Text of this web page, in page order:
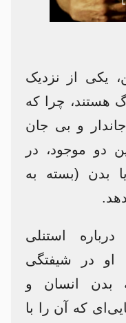
یکی از نزدیک
هستند، چرا که
و بی جان
دو موجود، در
بدن (بسته به
استنلی
او در شیفتگی
بدن انسان و
که آن را با